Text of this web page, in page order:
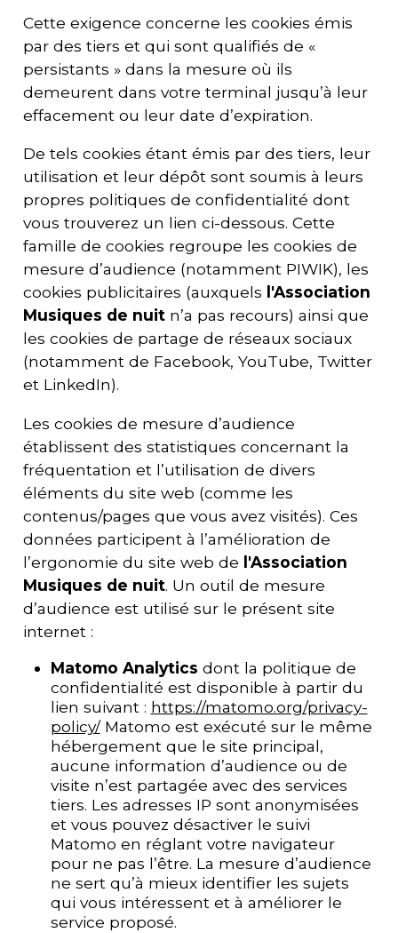
Cette exigence concerne les cookies émis
par des tiers et qui sont qualifiés de «
persistants » dans la mesure où ils
demeurent dans votre terminal jusqu’à leur
effacement ou leur date d’expiration.
De tels cookies étant émis par des tiers, leur
utilisation et leur dépôt sont soumis à leurs
propres politiques de confidentialité dont
vous trouverez un lien ci-dessous. Cette
famille de cookies regroupe les cookies de
mesure d’audience (notamment PIWIK), les
cookies publicitaires (auxquels l'Association
Musiques de nuit n’a pas recours) ainsi que
les cookies de partage de réseaux sociaux
(notamment de Facebook, YouTube, Twitter
et LinkedIn).
Les cookies de mesure d’audience
établissent des statistiques concernant la
fréquentation et l’utilisation de divers
éléments du site web (comme les
contenus/pages que vous avez visités). Ces
données participent à l’amélioration de
l’ergonomie du site web de l'Association
Musiques de nuit. Un outil de mesure
d’audience est utilisé sur le présent site
internet :
Matomo Analytics dont la politique de
confidentialité est disponible à partir du
lien suivant : https://matomo.org/privacy-
policy/Matomo est exécuté sur le même
hébergement que le site principal,
aucune information d’audience ou de
visite n’est partagée avec des services
tiers. Les adresses IP sont anonymisées
et vous pouvez désactiver le suivi
Matomo en réglant votre navigateur
pour ne pas l’être. La mesure d’audience
ne sert qu’à mieux identifier les sujets
qui vous intéressent et à améliorer le
service proposé.